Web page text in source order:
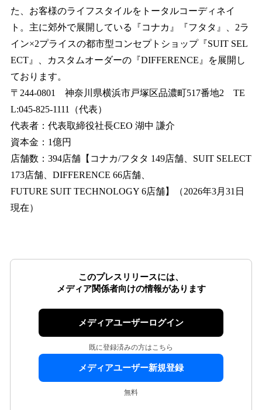
た、お客様のライフスタイルをトータルコーディネイ
ト。主に郊外で展開している『コナカ』『フタタ』、2ラ
イン×2プライスの都市型コンセプトショップ『SUIT SEL
ECT』、カスタムオーダーの『DIFFERENCE』を展開し
ております。
〒244-0801 神奈川県横浜市戸塚区品濃町517番地2 TE
L:045-825-1111（代表）
代表者：代表取締役社長CEO 湖中 謙介
資本金：1億円
店舗数：394店舗【コナカ/フタタ 149店舗、SUIT SELECT
173店舗、DIFFERENCE 66店舗、
FUTURE SUIT TECHNOLOGY 6店舗】（2026年3月31日
現在）
このプレスリリースには、
メディア関係者向けの情報があります
メディアユーザーログイン
既に登録済みの方はこちら
メディアユーザー新規登録
無料